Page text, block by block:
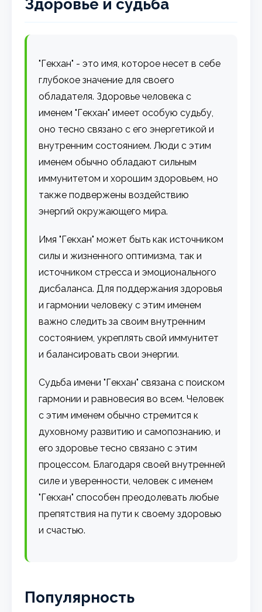
Здоровье и судьба
"Гекхан" - это имя, которое несет в себе
глубокое значение для своего
обладателя. Здоровье человека с
именем "Гекхан" имеет особую судьбу,
оно тесно связано с его энергетикой и
внутренним состоянием. Люди с этим
именем обычно обладают сильным
иммунитетом и хорошим здоровьем, но
также подвержены воздействию
энергий окружающего мира.
Имя "Гекхан" может быть как источником
силы и жизненного оптимизма, так и
источником стресса и эмоционального
дисбаланса. Для поддержания здоровья
и гармонии человеку с этим именем
важно следить за своим внутренним
состоянием, укреплять свой иммунитет
и балансировать свои энергии.
Судьба имени "Гекхан" связана с поиском
гармонии и равновесия во всем. Человек
с этим именем обычно стремится к
духовному развитию и самопознанию, и
его здоровье тесно связано с этим
процессом. Благодаря своей внутренней
силе и уверенности, человек с именем
"Гекхан" способен преодолевать любые
препятствия на пути к своему здоровью
и счастью.
Популярность